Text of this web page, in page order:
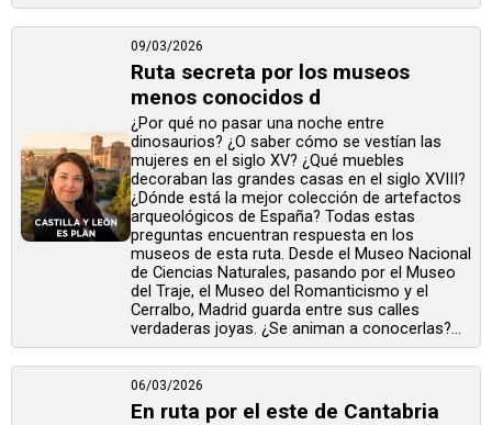
09/03/2026
Ruta secreta por los museos
menos conocidos d
¿Por qué no pasar una noche entre
dinosaurios? ¿O saber cómo se vestían las
mujeres en el siglo XV? ¿Qué muebles
decoraban las grandes casas en el siglo XVIII?
¿Dónde está la mejor colección de artefactos
arqueológicos de España? Todas estas
preguntas encuentran respuesta en los
museos de esta ruta. Desde el Museo Nacional
de Ciencias Naturales, pasando por el Museo
del Traje, el Museo del Romanticismo y el
Cerralbo, Madrid guarda entre sus calles
verdaderas joyas. ¿Se animan a conocerlas?...
06/03/2026
En ruta por el este de Cantabria